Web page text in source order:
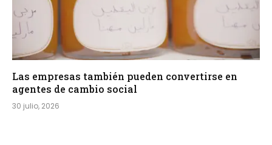
Las empresas también pueden convertirse en
agentes de cambio social
30 julio, 2026